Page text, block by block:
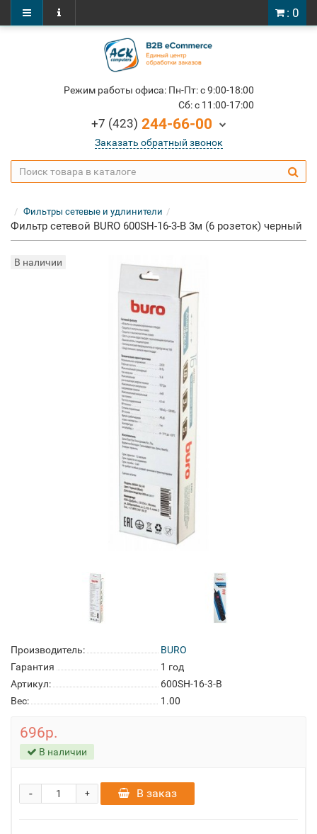
: 0
Режим работы офиса: Пн-Пт: c 9:00-18:00
Cб: c 11:00-17:00
+7 (423) 244-66-00
Заказать обратный звонок
Фильтры сетевые и удлинители
Фильтр сетевой BURO 600SH-16-3-B 3м (6 розеток) черный
В наличии
Производитель:
BURO
Гарантия
1 год
Артикул:
600SH-16-3-B
Вес:
1.00
696р.
В наличии
+
- В заказ